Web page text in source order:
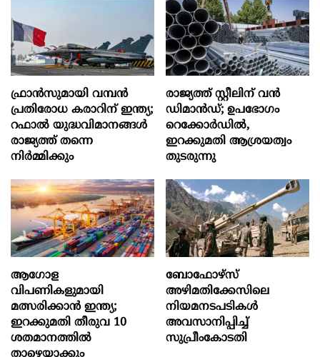
ഫ്രാൻസുമായി വമ്പന്‍
പ്രതിരോധ കരാറിന് ഇന്ത്യ;
റഫാല്‍ യുദ്ധവിമാനങ്ങള്‍
രാജ്യത്ത് തന്നെ
നിര്‍മ്മിക്കും
രാജ്യത്ത് സ്റ്റീലിന് വൻ
ഡിമാൻഡ്; ഉപഭോഗം
റെക്കോർഡിൽ,
ഇറക്കുമതി ആശ്രയത്വം
തുടരുന്നു
ആഗോള
വിപണികളുമായി
മത്സരിക്കാൻ ഇന്ത്യ;
ഇറക്കുമതി തീരുവ 10
ശതമാനത്തിൽ
ബോഫോഴ്‌സ്
അഴിമതിക്കേസിലെ
നിയമനടപടികൾ
അവസാനിപ്പിച്ച്
സുപ്രീംകോടതി